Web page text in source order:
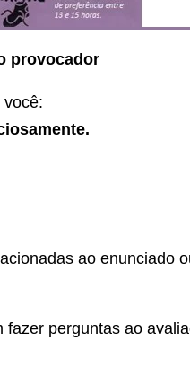
provocador
você:
ao enunciado
perguntas ao